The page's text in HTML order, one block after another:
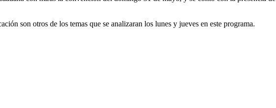
son otros de los temas que se analizaran los lunes y jueves en este programa.